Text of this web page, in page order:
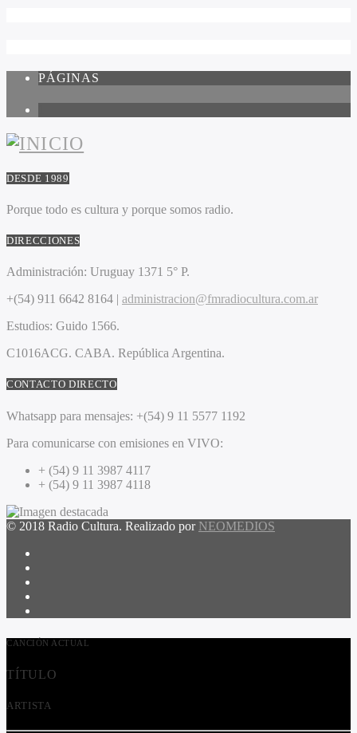
PÁGINAS
DESDE 1989
Porque todo es cultura y porque somos radio.
DIRECCIONES
Administración: Uruguay 1371 5° P.
+(54) 911 6642 8164 | administracion@fmradiocultura.com.ar
Estudios: Guido 1566.
C1016ACG. CABA. República Argentina.
CONTACTO DIRECTO
Whatsapp para mensajes: +(54) 9 11 5577 1192
Para comunicarse con emisiones en VIVO:
+ (54) 9 11 3987 4117
+ (54) 9 11 3987 4118
© 2018 Radio Cultura. Realizado por NEOMEDIOS
CANCIÓN ACTUAL
TÍTULO
ARTISTA